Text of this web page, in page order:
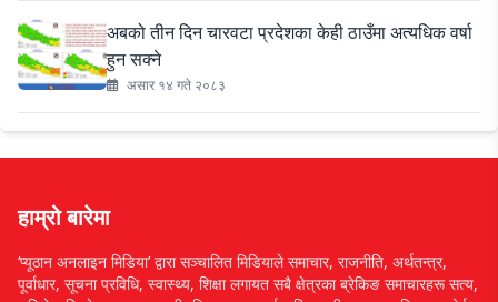
अबको तीन दिन चारवटा प्रदेशका केही ठाउँमा अत्यधिक वर्षा
हुन सक्ने
असार १४ गते २०८३
हाम्रो बारेमा
‘प्यूठान अनलाइन मिडिया’ द्वारा सञ्चालित मिडियाले समाचार, राजनीति, अर्थतन्त्र,
पूर्वाधार, सूचना प्रविधि, स्वास्थ्य, शिक्षा लगायत सबै क्षेत्रका ब्रेकिङ समाचारहरू सत्य,